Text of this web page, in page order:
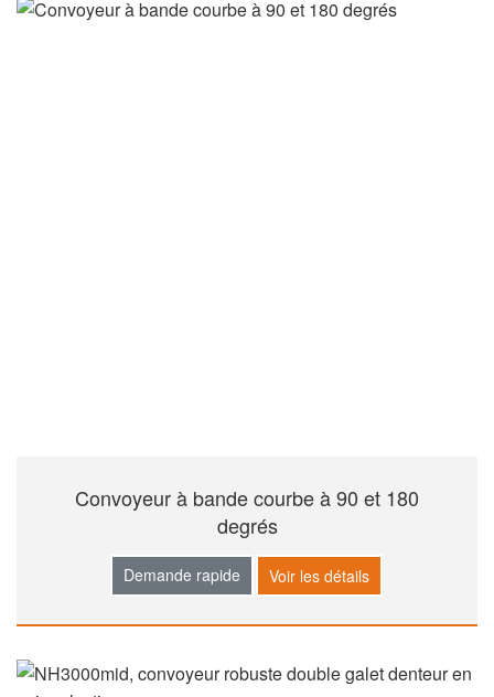
Convoyeur à bande courbe à 90 et 180
degrés
Demande rapide Voir les détails